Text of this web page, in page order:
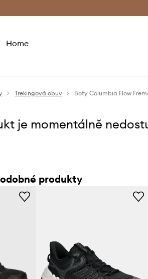
Doručení a vrácení
Home
Trekingová obuv Boty Columbia Flow
je momentálně
produkty